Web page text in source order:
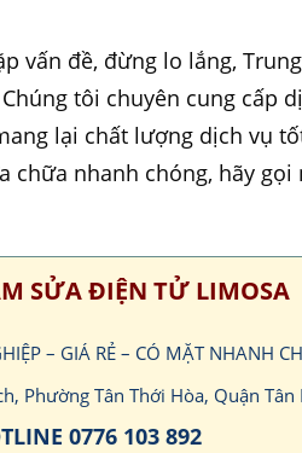
vấn đề, đừng lo lắng,
tôi chuyên cung cấp
lại chất lượng dịch vụ
chữa nhanh chóng, hãy gọi
SỬA ĐIỆN TỬ LIMOSA
– GIÁ RẺ – CÓ MẶT NHANH
Phường Tân Thới Hòa, Quận Tân
0776 103 892